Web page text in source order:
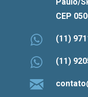
CEP
(11)
(11)